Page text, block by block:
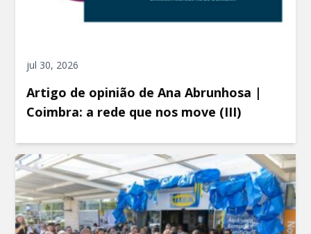
jul 30, 2026
Artigo de opinião de Ana Abrunhosa |
Coimbra: a rede que nos move (III)